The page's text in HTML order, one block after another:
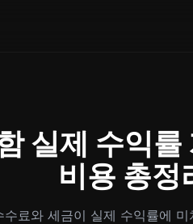
실제 수익
비용 총정
료와 세금이 실제 수익률에